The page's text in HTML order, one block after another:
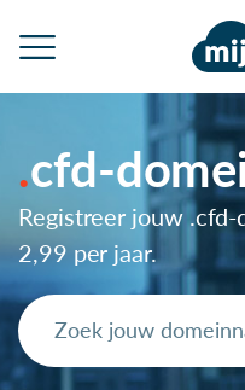
cfd-
Registreer jouw .cfd-
2,99 per jaar.